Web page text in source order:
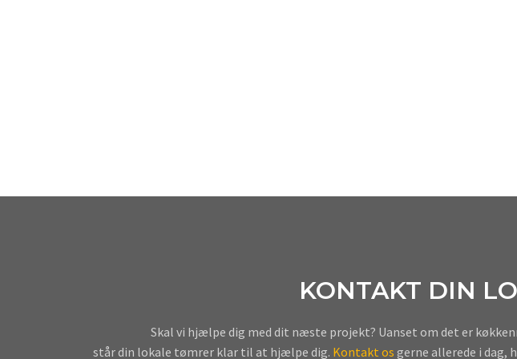
KONTAKT DIN
Skal vi hjælpe dig med dit næste projekt? Uanset om det er
​står din lokale tømrer klar til at hjælpe dig. Kontakt os gerne allerede i dag,